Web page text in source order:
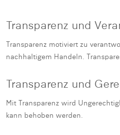
Transparenz und
Transparenz motiviert zu
nachhaltigem Handeln.
Transparenz und
Mit Transparenz wird
kann behoben werden.